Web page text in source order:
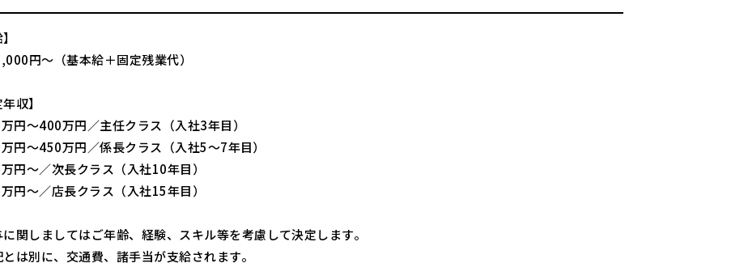
円～（基本給＋固定残業代）
年収】
円～400万円／主任クラス（入社3年目）
円～450万円／係長クラス（入社5～7年目）
円～／次長クラス（入社10年目）
円～／店長クラス（入社15年目）
関しましてはご年齢、経験、スキル等を考慮して決定します。
は別に、交通費、諸手当が支給されます。